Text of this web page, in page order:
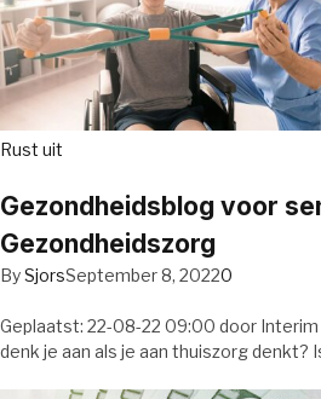
Rust uit
Gezondheidsblog voor
Gezondheidszorg
BySjorsSeptember 8, 20220
Geplaatst: 22-08-22 09:00 door
denk je aan als je aan thuiszorg denkt?